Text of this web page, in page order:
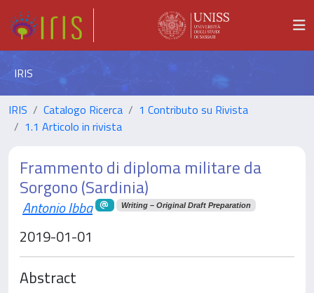
IRIS
IRIS Catalogo Ricerca
1 Contributo su Rivista
1.1 Articolo in rivista
Frammento di diploma militare da
Sorgono (Sardinia)
Antonio Ibba Writing – Original Draft Preparation
2019-01-01
Abstract